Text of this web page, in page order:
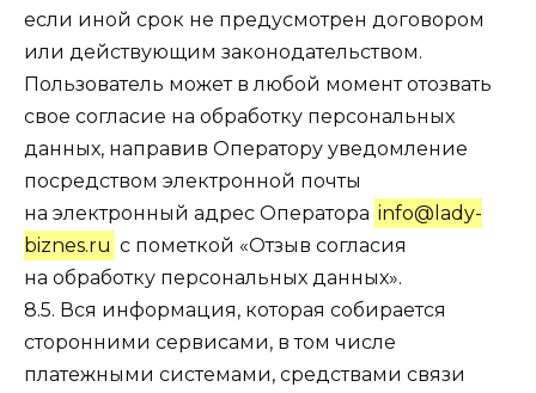
если иной срок не предусмотрен договором
или действующим законодательством.
Пользователь может в любой момент отозвать
свое согласие на обработку персональных
данных, направив Оператору уведомление
посредством электронной почты
на электронный адрес Оператора info@lady-
biznes.ru с пометкой «Отзыв согласия
на обработку персональных данных».
8.5. Вся информация, которая собирается
сторонними сервисами, в том числе
платежными системами, средствами связи